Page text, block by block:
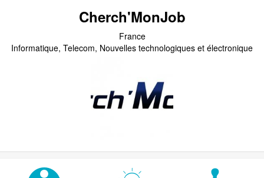
Cherch'MonJob
France
Informatique, Telecom, Nouvelles technologiques et électronique